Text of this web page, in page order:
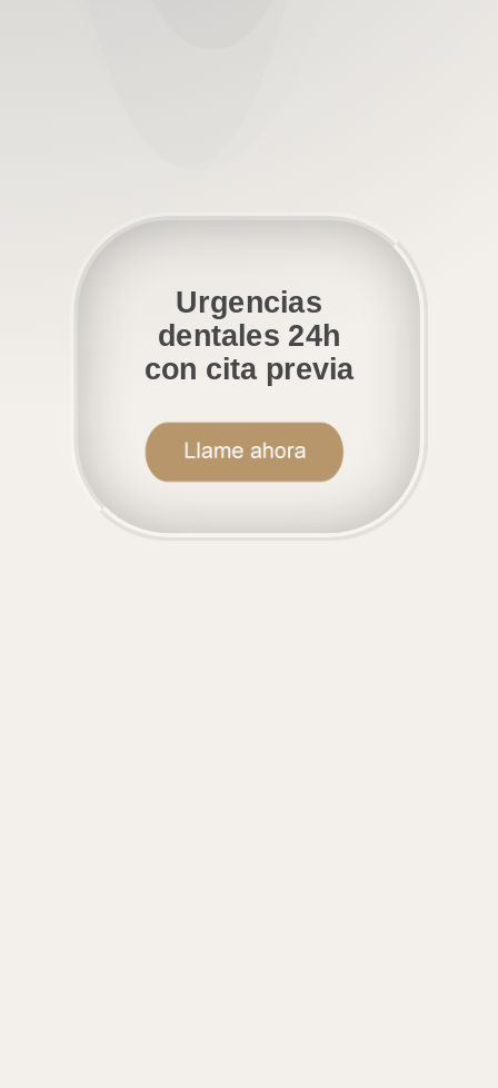
Urgencias
dentales 24h
con cita previa